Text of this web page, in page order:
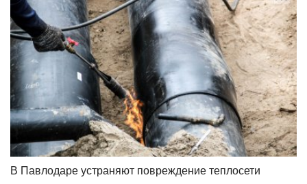
В Павлодаре устраняют повреждение теплосети